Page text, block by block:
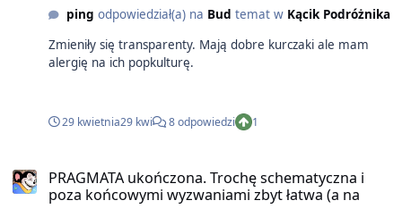
ping odpowiedział(a) na Bud temat w Kącik Podróżnika
Zmieniły się transparenty. Mają dobre kurczaki ale mam
alergię na ich popkulturę.
29 kwietnia29 kwi 8 odpowiedzi 1
PRAGMATA ukończona. Trochę schematyczna i
poza końcowymi wyzwaniami zbyt łatwa (a na